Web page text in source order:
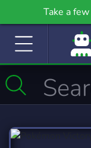
Take a
community